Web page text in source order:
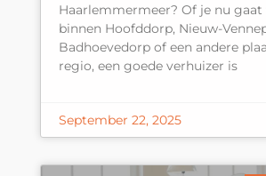
Haarlemmermeer? Of je nu gaat
binnen Hoofddorp, Nieuw-
Badhoevedorp of een andere
regio, een goede verhuizer is
September 22, 2025